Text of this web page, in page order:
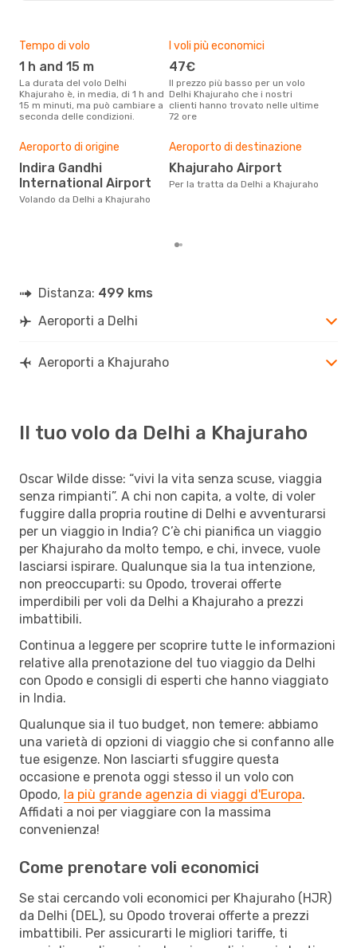
Tempo di volo
1 h and 15 m
La durata del volo Delhi
Khajuraho è, in media, di 1 h and
15 m minuti, ma può cambiare a
seconda delle condizioni.
I voli più economici
47€
Il prezzo più basso per un volo
Delhi Khajuraho che i nostri
clienti hanno trovato nelle ultime
72 ore
Aeroporto di origine
Indira Gandhi
International Airport
Volando da Delhi a Khajuraho
Aeroporto di destinazione
Khajuraho Airport
Per la tratta da Delhi a Khajuraho
Distanza: 499 kms
Aeroporti a Delhi
Aeroporti a Khajuraho
Il tuo volo da Delhi a Khajuraho
Oscar Wilde disse: “vivi la vita senza scuse, viaggia
senza rimpianti”. A chi non capita, a volte, di voler
fuggire dalla propria routine di Delhi e avventurarsi
per un viaggio in India? C’è chi pianifica un viaggio
per Khajuraho da molto tempo, e chi, invece, vuole
lasciarsi ispirare. Qualunque sia la tua intenzione,
non preoccuparti: su Opodo, troverai offerte
imperdibili per voli da Delhi a Khajuraho a prezzi
imbattibili.
Continua a leggere per scoprire tutte le informazioni
relative alla prenotazione del tuo viaggio da Delhi
con Opodo e consigli di esperti che hanno viaggiato
in India.
Qualunque sia il tuo budget, non temere: abbiamo
una varietà di opzioni di viaggio che si confanno alle
tue esigenze. Non lasciarti sfuggire questa
occasione e prenota oggi stesso il un volo con
Opodo, la più grande agenzia di viaggi d'Europa.
Affidati a noi per viaggiare con la massima
convenienza!
Come prenotare voli economici
Se stai cercando voli economici per Khajuraho (HJR)
da Delhi (DEL), su Opodo troverai offerte a prezzi
imbattibili. Per assicurarti le migliori tariffe, ti